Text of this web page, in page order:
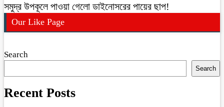
সমুদ্র উপকূলে পাওয়া গেলো ডাইনোসরের পায়ের ছাপ!
Our Like Page
Search
Search
Recent Posts